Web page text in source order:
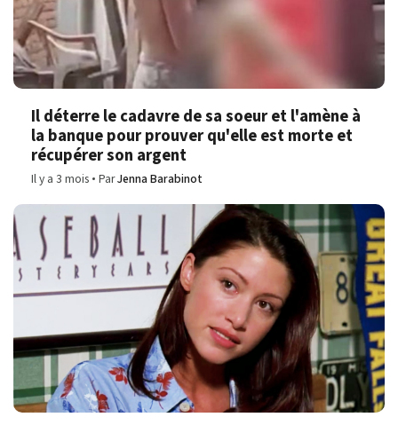
Il déterre le cadavre de sa soeur et l'amène à
la banque pour prouver qu'elle est morte et
récupérer son argent
Il y a 3 mois ParJenna Barabinot